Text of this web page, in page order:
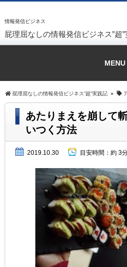
情報発信ビジネス
屁理屈なしの情報発信ビジネス”超
MENU
屁理屈なしの情報発信ビジネス”超”実践記 »
あたりまえを崩して
いつく方法
2019.10.30 目安時間： 約 3